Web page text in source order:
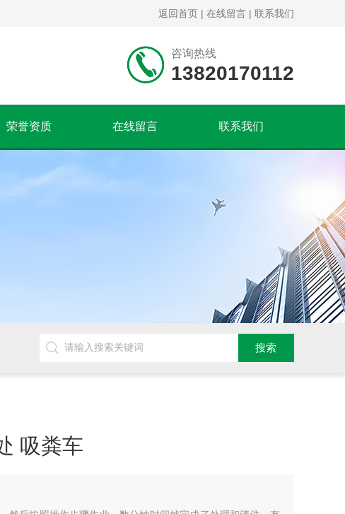
返回首页 | 在线留言 | 联系我们
咨询热线
13820170112
荣誉资质 在线留言 联系我们
吸粪车